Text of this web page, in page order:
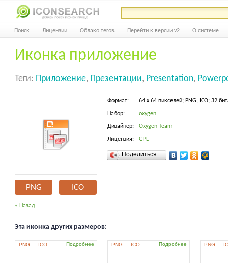
Поиск Лицензии Облако тегов Перейти к версии v2 О системе
Иконка приложение
Теги: Приложение, Презентации, Presentation,
PNG ICO
Формат: 64 x 64 пикселей; PNG, ICO; 32
Набор: oxygen
Дизайнер: Oxygen Team
Лицензия: GPL
Поделиться…
« Назад
Эта иконка других размеров:
PNG ICO Подробнее PNG ICO Подробнее PNG